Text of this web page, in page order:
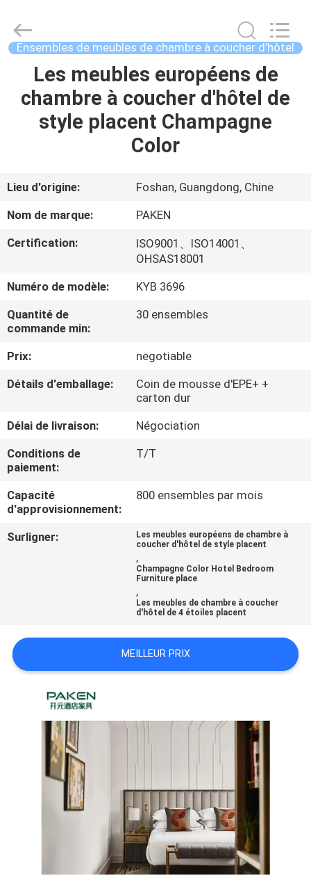
MAISON
PRODUITS
SUJET
DE
NOUS
VISITE
CONTRÔLE
QUALITÉ
CONTACTEZ-
NOUS
DEMANDEZ
UNE
SITE
PRIVACY
POLICY
All
Rights
Ensembles de meubles de chambre à coucher d'hôtel
Les meubles européens de
chambre à coucher d'hôtel de
style placent Champagne
Color
Lieu d'origine:
Foshan, Guangdong, Chine
Nom de marque:
PAKEN
Certification:
ISO9001、ISO14001、
OHSAS18001
Numéro de modèle:
KYB 3696
Quantité de
commande min:
30 ensembles
Prix:
negotiable
Détails d'emballage:
Coin de mousse d'EPE+ +
carton dur
Délai de livraison:
Négociation
Conditions de
paiement:
T/T
Capacité
d'approvisionnement:
800 ensembles par mois
Surligner:
Les meubles européens de chambre à
coucher d'hôtel de style placent
,
Champagne Color Hotel Bedroom
Furniture place
,
Les meubles de chambre à coucher
d'hôtel de 4 étoiles placent
MEILLEUR PRIX